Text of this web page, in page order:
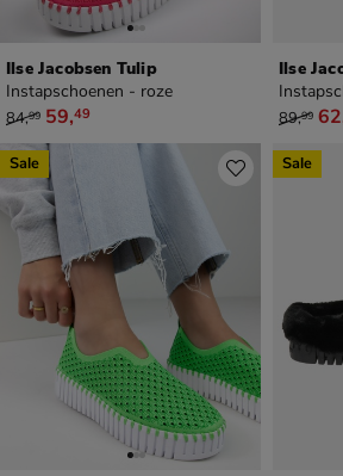
Ilse Jacobsen Tulip
Instapschoenen - roze
van € 84,99 voor € 59,49
84,99 59,49
Ilse
van €
89,99 62
Sale Sale